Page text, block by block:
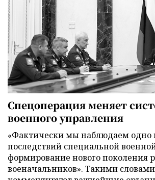
Спецоперация меняет
военного управления
«Фактически мы наблюдаем
последствий специальной
формирование нового поколения
военачальников». Такими